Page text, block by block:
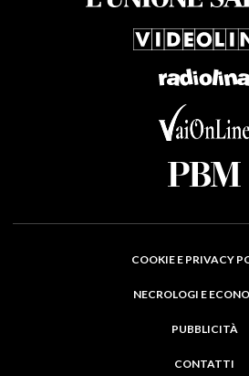
COOKIE E PRIVACY
NECROLOGI E
PUBBLICITÀ
CONTATTI